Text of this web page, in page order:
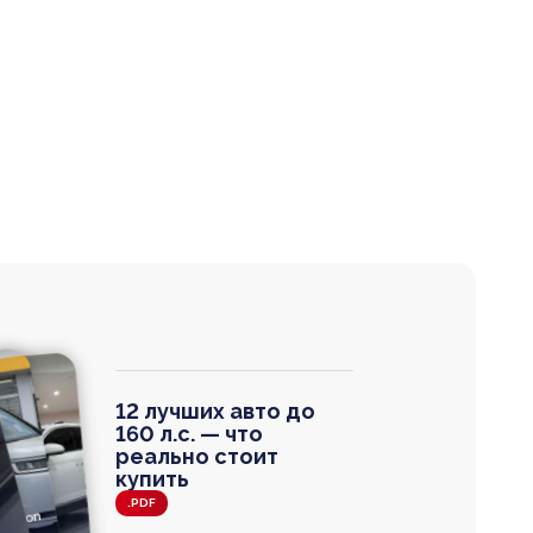
12 лучших авто до
160 л.с. — что
реально стоит
купить
.PDF